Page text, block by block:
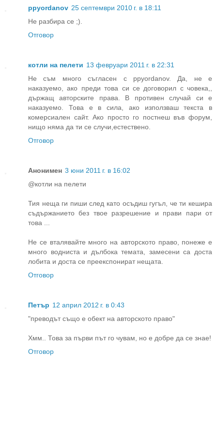
ppyordanov 25 септември 2010 г. в 18:11
Не разбира се ;).
Отговор
котли на пелети 13 февруари 2011 г. в 22:31
Не съм много съгласен с ppyordanov. Да, не е
наказуемо, ако преди това си се договорил с човека,,
държащ авторските права. В противен случай си е
наказуемо. Това е в сила, ако използваш текста в
комерсиален сайт. Ако просто го постнеш във форум,
нищо няма да ти се случи,естествено.
Отговор
Анонимен 3 юни 2011 г. в 16:02
@котли на пелети
Тия неща ги пиши след като осъдиш гугъл, че ти кешира
съдържанието без твое разрешение и прави пари от
това ...
Не се вталявайте много на авторското право, понеже е
много водниста и дълбока темата, замесени са доста
лобита и доста се преекспонират нещата.
Отговор
Петър 12 април 2012 г. в 0:43
"преводът също е обект на авторското право"
Хмм.. Това за първи път го чувам, но е добре да се знае!
Отговор